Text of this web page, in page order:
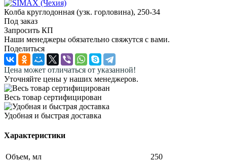
Колба круглодонная (узк. горловина), 250-34
Под заказ
Запросить КП
Наши менеджеры обязательно свяжутся с вами.
Поделиться
Цена может отличаться от указанной!
Уточняйте цены у наших менеджеров.
Весь товар сертифицирован
Удобная и быстрая доставка
Характеристики
Объем, мл
250